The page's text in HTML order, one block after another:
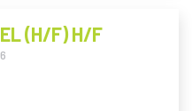
(H/F) H/F